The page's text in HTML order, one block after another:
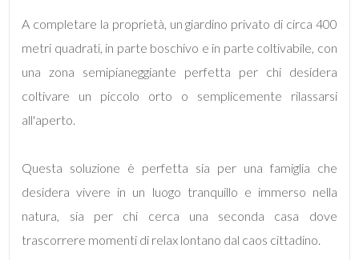
A completare la proprietà, un giardino privato di circa 400
metri quadrati, in parte boschivo e in parte coltivabile, con
una zona semipianeggiante perfetta per chi desidera
coltivare un piccolo orto o semplicemente rilassarsi
all'aperto.
Questa soluzione è perfetta sia per una famiglia che
desidera vivere in un luogo tranquillo e immerso nella
natura, sia per chi cerca una seconda casa dove
trascorrere momenti di relax lontano dal caos cittadino.
5
5+
Camere
Qualsiasi
1